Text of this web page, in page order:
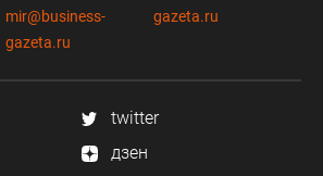
mir@business-
gazeta.ru
gazeta.ru
twitter
дзен